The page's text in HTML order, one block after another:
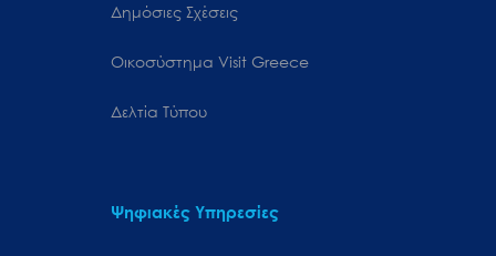
Δημόσιες Σχέσεις
Oικοσύστημα Visit Greece
Δελτία Τύπου
Ψηφιακές Υπηρεσίες